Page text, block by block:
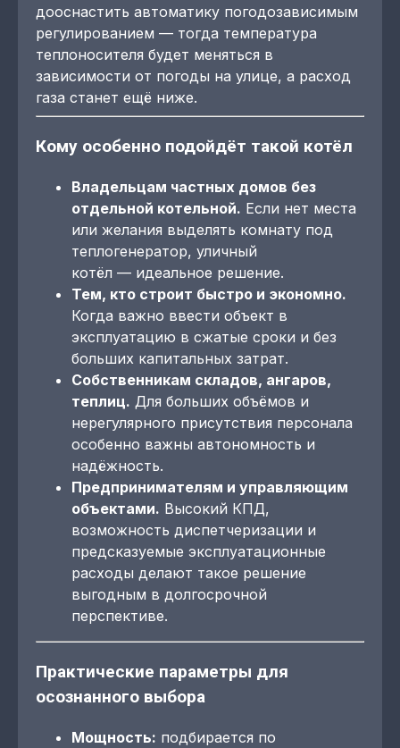
дооснастить автоматику погодозависимым
регулированием — тогда температура
теплоносителя будет меняться в
зависимости от погоды на улице, а расход
газа станет ещё ниже.
Кому особенно подойдёт такой котёл
Владельцам частных домов без
отдельной котельной. Если нет места
или желания выделять комнату под
теплогенератор, уличный
котёл — идеальное решение.
Тем, кто строит быстро и экономно.
Когда важно ввести объект в
эксплуатацию в сжатые сроки и без
больших капитальных затрат.
Собственникам складов, ангаров,
теплиц. Для больших объёмов и
нерегулярного присутствия персонала
особенно важны автономность и
надёжность.
Предпринимателям и управляющим
объектами. Высокий КПД,
возможность диспетчеризации и
предсказуемые эксплуатационные
расходы делают такое решение
выгодным в долгосрочной
перспективе.
Практические параметры для
осознанного выбора
Мощность: подбирается по